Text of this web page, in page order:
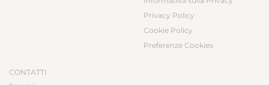
Privacy Policy
Cookie Policy
Preferenze Cookies
CONTATTI